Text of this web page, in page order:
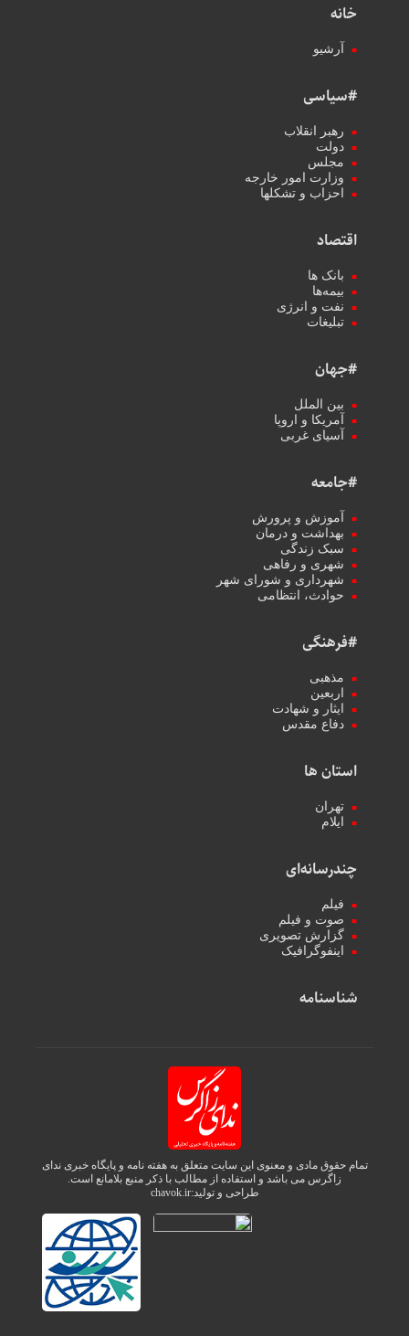
خانه
آرشیو
#سیاسی
رهبر انقلاب
دولت
مجلس
وزارت امور خارجه
احزاب و تشکلها
اقتصاد
بانک ها
بیمه‌ها
نفت و انرژی
تبلیغات
#جهان
بین الملل
آمریکا و اروپا
آسیای غربی
#جامعه
آموزش و پرورش
بهداشت و درمان
سبک زندگی
شهری و رفاهی
شهرداری و شورای شهر
حوادث، انتظامی
#فرهنگی
مذهبی
اربعین
ایثار و شهادت
دفاع مقدس
استان ها
تهران
ایلام
چندرسانه‌ای
فیلم
صوت و فیلم
گزارش تصویری
اینفوگرافیک
شناسنامه
تمام حقوق مادی و معنوی این سایت متعلق به هفته نامه و پایگاه خبری ندای
زاگرس می باشد و استفاده از مطالب با ذکر منبع بلامانع است.
طراحی و تولید:chavok.ir